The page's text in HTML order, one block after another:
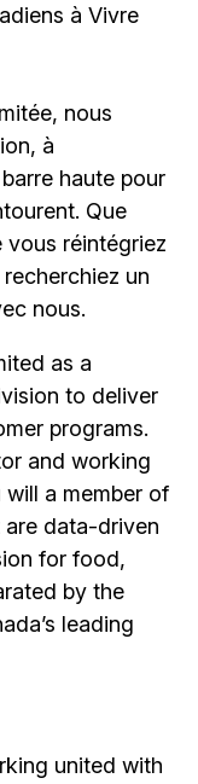
à Vivre
nous
à
haute pour
Que
réintégriez
un
nous.
as a
to deliver
programs.
and working
a member of
data-driven
for food,
by the
leading
united with